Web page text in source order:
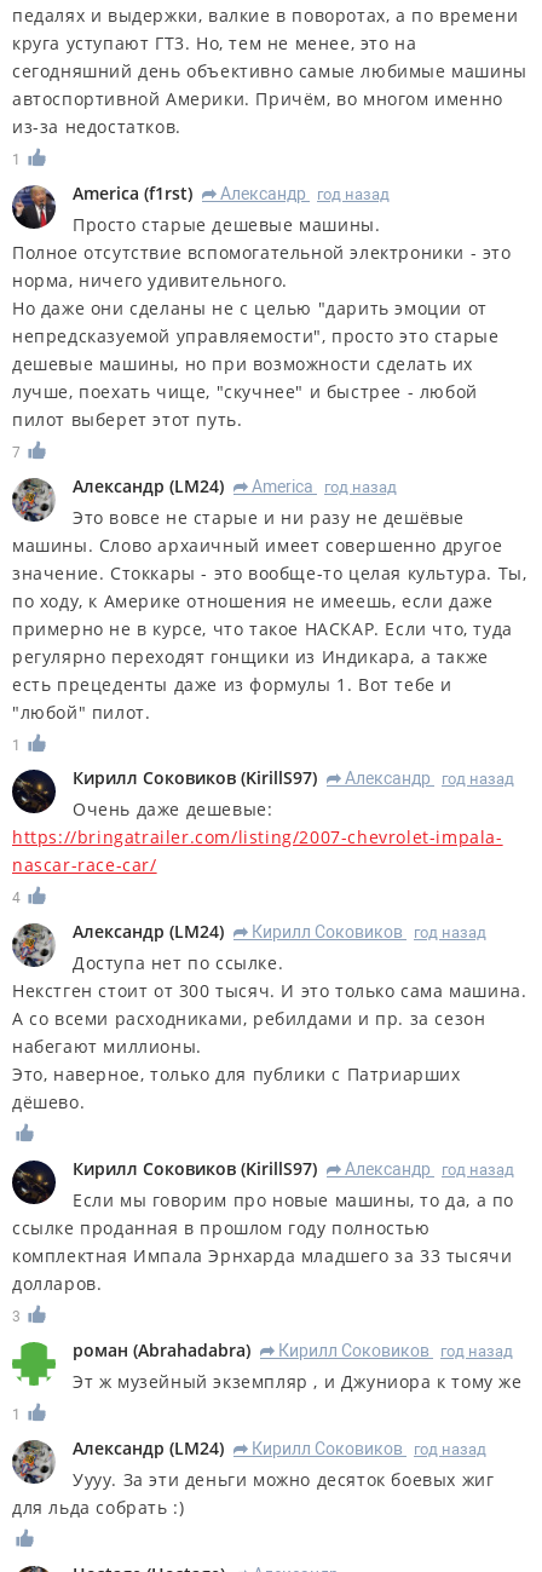
педалях и выдержки, валкие в поворотах, а по времени
круга уступают ГТ3. Но, тем не менее, это на
сегодняшний день объективно самые любимые машины
автоспортивной Америки. Причём, во многом именно
из-за недостатков.
1
America (f1rst) R Александр год назад
Просто старые дешевые машины.
Полное отсутствие вспомогательной электроники - это
норма, ничего удивительного.
Но даже они сделаны не с целью "дарить эмоции от
непредсказуемой управляемости", просто это старые
дешевые машины, но при возможности сделать их
лучше, поехать чище, "скучнее" и быстрее - любой
пилот выберет этот путь.
7
Александр (LM24) R America год назад
Это вовсе не старые и ни разу не дешёвые
машины. Слово архаичный имеет совершенно другое
значение. Стоккары - это вообще-то целая культура. Ты,
по ходу, к Америке отношения не имеешь, если даже
примерно не в курсе, что такое НАСКАР. Если что, туда
регулярно переходят гонщики из Индикара, а также
есть прецеденты даже из формулы 1. Вот тебе и
"любой" пилот.
1
Кирилл Соковиков (KirillS97) R Александр год назад
Очень даже дешевые:
https://bringatrailer.com/listing/2007-chevrolet-impala-
nascar-race-car/
4
Александр (LM24) R Кирилл Соковиков год назад
Доступа нет по ссылке.
Некстген стоит от 300 тысяч. И это только сама машина.
А со всеми расходниками, ребилдами и пр. за сезон
набегают миллионы.
Это, наверное, только для публики с Патриарших
дёшево.
Кирилл Соковиков (KirillS97) R Александр год назад
Если мы говорим про новые машины, то да, а по
ссылке проданная в прошлом году полностью
комплектная Импала Эрнхарда младшего за 33 тысячи
долларов.
3
роман (Abrahadabra) R Кирилл Соковиков год назад
Эт ж музейный экземпляр , и Джуниора к тому же
1
Александр (LM24) R Кирилл Соковиков год назад
Уууу. За эти деньги можно десяток боевых жиг
для льда собрать :)